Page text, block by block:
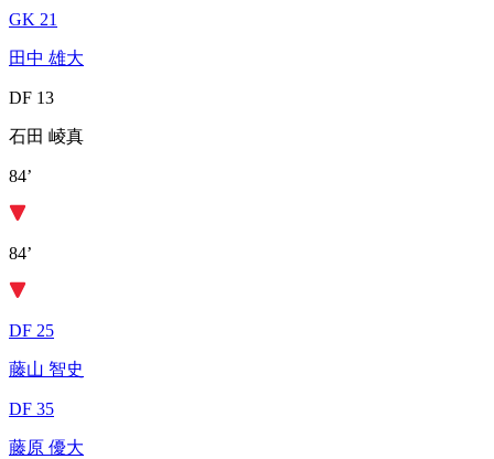
GK 21
田中 雄大
DF 13
石田 崚真
84’
84’
DF 25
藤山 智史
DF 35
藤原 優大